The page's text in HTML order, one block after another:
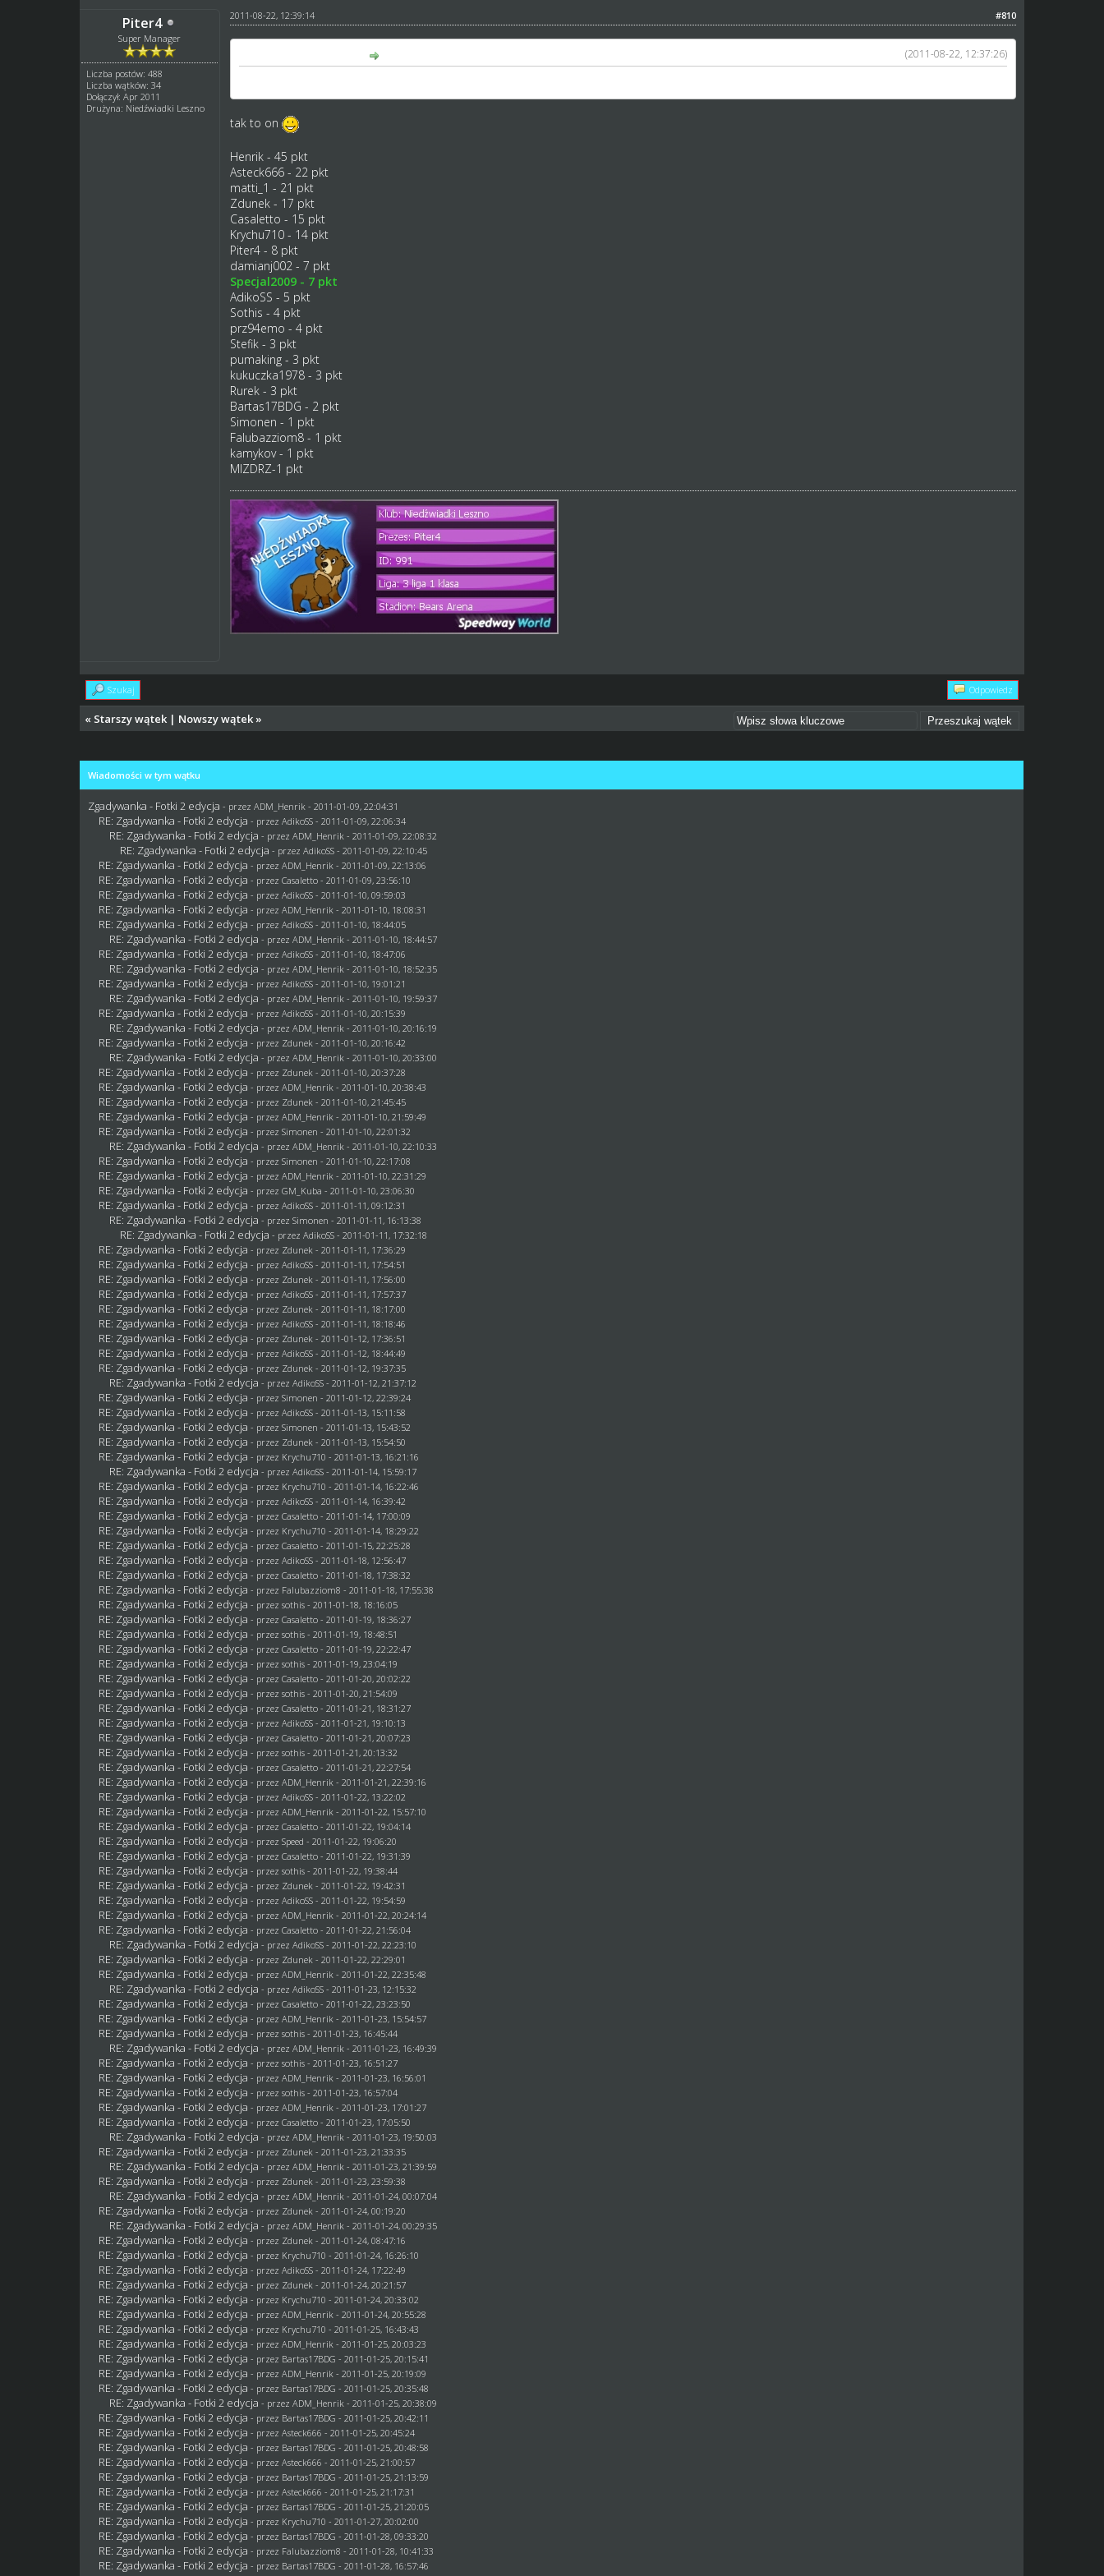
Piter4
Super Manager
Liczba postów: 488
Liczba wątków: 34
Dołączył: Apr 2011
Drużyna: Niedźwiadki Leszno
#810
2011-08-22, 12:39:14
(2011-08-22, 12:37:26)
tak to on
Henrik - 45 pkt
Asteck666 - 22 pkt
matti_1 - 21 pkt
Zdunek - 17 pkt
Casaletto - 15 pkt
Krychu710 - 14 pkt
Piter4 - 8 pkt
damianj002 - 7 pkt
Specjal2009 - 7 pkt
AdikoSS - 5 pkt
Sothis - 4 pkt
prz94emo - 4 pkt
Stefik - 3 pkt
pumaking - 3 pkt
kukuczka1978 - 3 pkt
Rurek - 3 pkt
Bartas17BDG - 2 pkt
Simonen - 1 pkt
Falubazziom8 - 1 pkt
kamykov - 1 pkt
MIZDRZ-1 pkt
Szukaj Odpowiedz
« Starszy wątek | Nowszy wątek »
Wiadomości w tym wątku
Zgadywanka - Fotki 2 edycja - przezADM_Henrik - 2011-01-09, 22:04:31
RE: Zgadywanka - Fotki 2 edycja - przez AdikoSS - 2011-01-09, 22:06:34
RE: Zgadywanka - Fotki 2 edycja - przezADM_Henrik - 2011-01-09, 22:08:32
RE: Zgadywanka - Fotki 2 edycja - przez AdikoSS - 2011-01-09, 22:10:45
RE: Zgadywanka - Fotki 2 edycja - przezADM_Henrik - 2011-01-09, 22:13:06
RE: Zgadywanka - Fotki 2 edycja - przezCasaletto - 2011-01-09, 23:56:10
RE: Zgadywanka - Fotki 2 edycja - przez AdikoSS - 2011-01-10, 09:59:03
RE: Zgadywanka - Fotki 2 edycja - przezADM_Henrik - 2011-01-10, 18:08:31
RE: Zgadywanka - Fotki 2 edycja - przez AdikoSS - 2011-01-10, 18:44:05
RE: Zgadywanka - Fotki 2 edycja - przezADM_Henrik - 2011-01-10, 18:44:57
RE: Zgadywanka - Fotki 2 edycja - przez AdikoSS - 2011-01-10, 18:47:06
RE: Zgadywanka - Fotki 2 edycja - przezADM_Henrik - 2011-01-10, 18:52:35
RE: Zgadywanka - Fotki 2 edycja - przez AdikoSS - 2011-01-10, 19:01:21
RE: Zgadywanka - Fotki 2 edycja - przezADM_Henrik - 2011-01-10, 19:59:37
RE: Zgadywanka - Fotki 2 edycja - przez AdikoSS - 2011-01-10, 20:15:39
RE: Zgadywanka - Fotki 2 edycja - przezADM_Henrik - 2011-01-10, 20:16:19
RE: Zgadywanka - Fotki 2 edycja - przez Zdunek - 2011-01-10, 20:16:42
RE: Zgadywanka - Fotki 2 edycja - przezADM_Henrik - 2011-01-10, 20:33:00
RE: Zgadywanka - Fotki 2 edycja - przez Zdunek - 2011-01-10, 20:37:28
RE: Zgadywanka - Fotki 2 edycja - przezADM_Henrik - 2011-01-10, 20:38:43
RE: Zgadywanka - Fotki 2 edycja - przez Zdunek - 2011-01-10, 21:45:45
RE: Zgadywanka - Fotki 2 edycja - przezADM_Henrik - 2011-01-10, 21:59:49
RE: Zgadywanka - Fotki 2 edycja - przezSimonen - 2011-01-10, 22:01:32
RE: Zgadywanka - Fotki 2 edycja - przezADM_Henrik - 2011-01-10, 22:10:33
RE: Zgadywanka - Fotki 2 edycja - przezSimonen - 2011-01-10, 22:17:08
RE: Zgadywanka - Fotki 2 edycja - przezADM_Henrik - 2011-01-10, 22:31:29
RE: Zgadywanka - Fotki 2 edycja - przezGM_Kuba - 2011-01-10, 23:06:30
RE: Zgadywanka - Fotki 2 edycja - przez AdikoSS - 2011-01-11, 09:12:31
RE: Zgadywanka - Fotki 2 edycja - przezSimonen - 2011-01-11, 16:13:38
RE: Zgadywanka - Fotki 2 edycja - przez AdikoSS - 2011-01-11, 17:32:18
RE: Zgadywanka - Fotki 2 edycja - przez Zdunek - 2011-01-11, 17:36:29
RE: Zgadywanka - Fotki 2 edycja - przez AdikoSS - 2011-01-11, 17:54:51
RE: Zgadywanka - Fotki 2 edycja - przez Zdunek - 2011-01-11, 17:56:00
RE: Zgadywanka - Fotki 2 edycja - przez AdikoSS - 2011-01-11, 17:57:37
RE: Zgadywanka - Fotki 2 edycja - przez Zdunek - 2011-01-11, 18:17:00
RE: Zgadywanka - Fotki 2 edycja - przez AdikoSS - 2011-01-11, 18:18:46
RE: Zgadywanka - Fotki 2 edycja - przez Zdunek - 2011-01-12, 17:36:51
RE: Zgadywanka - Fotki 2 edycja - przez AdikoSS - 2011-01-12, 18:44:49
RE: Zgadywanka - Fotki 2 edycja - przez Zdunek - 2011-01-12, 19:37:35
RE: Zgadywanka - Fotki 2 edycja - przez AdikoSS - 2011-01-12, 21:37:12
RE: Zgadywanka - Fotki 2 edycja - przezSimonen - 2011-01-12, 22:39:24
RE: Zgadywanka - Fotki 2 edycja - przez AdikoSS - 2011-01-13, 15:11:58
RE: Zgadywanka - Fotki 2 edycja - przezSimonen - 2011-01-13, 15:43:52
RE: Zgadywanka - Fotki 2 edycja - przez Zdunek - 2011-01-13, 15:54:50
RE: Zgadywanka - Fotki 2 edycja - przez Krychu710 - 2011-01-13, 16:21:16
RE: Zgadywanka - Fotki 2 edycja - przez AdikoSS - 2011-01-14, 15:59:17
RE: Zgadywanka - Fotki 2 edycja - przez Krychu710 - 2011-01-14, 16:22:46
RE: Zgadywanka - Fotki 2 edycja - przez AdikoSS - 2011-01-14, 16:39:42
RE: Zgadywanka - Fotki 2 edycja - przezCasaletto - 2011-01-14, 17:00:09
RE: Zgadywanka - Fotki 2 edycja - przez Krychu710 - 2011-01-14, 18:29:22
RE: Zgadywanka - Fotki 2 edycja - przezCasaletto - 2011-01-15, 22:25:28
RE: Zgadywanka - Fotki 2 edycja - przez AdikoSS - 2011-01-18, 12:56:47
RE: Zgadywanka - Fotki 2 edycja - przezCasaletto - 2011-01-18, 17:38:32
RE: Zgadywanka - Fotki 2 edycja - przez Falubazziom8 - 2011-01-18, 17:55:38
RE: Zgadywanka - Fotki 2 edycja - przezsothis - 2011-01-18, 18:16:05
RE: Zgadywanka - Fotki 2 edycja - przezCasaletto - 2011-01-19, 18:36:27
RE: Zgadywanka - Fotki 2 edycja - przezsothis - 2011-01-19, 18:48:51
RE: Zgadywanka - Fotki 2 edycja - przezCasaletto - 2011-01-19, 22:22:47
RE: Zgadywanka - Fotki 2 edycja - przezsothis - 2011-01-19, 23:04:19
RE: Zgadywanka - Fotki 2 edycja - przezCasaletto - 2011-01-20, 20:02:22
RE: Zgadywanka - Fotki 2 edycja - przezsothis - 2011-01-20, 21:54:09
RE: Zgadywanka - Fotki 2 edycja - przezCasaletto - 2011-01-21, 18:31:27
RE: Zgadywanka - Fotki 2 edycja - przez AdikoSS - 2011-01-21, 19:10:13
RE: Zgadywanka - Fotki 2 edycja - przezCasaletto - 2011-01-21, 20:07:23
RE: Zgadywanka - Fotki 2 edycja - przezsothis - 2011-01-21, 20:13:32
RE: Zgadywanka - Fotki 2 edycja - przezCasaletto - 2011-01-21, 22:27:54
RE: Zgadywanka - Fotki 2 edycja - przezADM_Henrik - 2011-01-21, 22:39:16
RE: Zgadywanka - Fotki 2 edycja - przez AdikoSS - 2011-01-22, 13:22:02
RE: Zgadywanka - Fotki 2 edycja - przezADM_Henrik - 2011-01-22, 15:57:10
RE: Zgadywanka - Fotki 2 edycja - przezCasaletto - 2011-01-22, 19:04:14
RE: Zgadywanka - Fotki 2 edycja - przezSpeed - 2011-01-22, 19:06:20
RE: Zgadywanka - Fotki 2 edycja - przezCasaletto - 2011-01-22, 19:31:39
RE: Zgadywanka - Fotki 2 edycja - przezsothis - 2011-01-22, 19:38:44
RE: Zgadywanka - Fotki 2 edycja - przez Zdunek - 2011-01-22, 19:42:31
RE: Zgadywanka - Fotki 2 edycja - przez AdikoSS - 2011-01-22, 19:54:59
RE: Zgadywanka - Fotki 2 edycja - przezADM_Henrik - 2011-01-22, 20:24:14
RE: Zgadywanka - Fotki 2 edycja - przezCasaletto - 2011-01-22, 21:56:04
RE: Zgadywanka - Fotki 2 edycja - przez AdikoSS - 2011-01-22, 22:23:10
RE: Zgadywanka - Fotki 2 edycja - przez Zdunek - 2011-01-22, 22:29:01
RE: Zgadywanka - Fotki 2 edycja - przezADM_Henrik - 2011-01-22, 22:35:48
RE: Zgadywanka - Fotki 2 edycja - przez AdikoSS - 2011-01-23, 12:15:32
RE: Zgadywanka - Fotki 2 edycja - przezCasaletto - 2011-01-22, 23:23:50
RE: Zgadywanka - Fotki 2 edycja - przezADM_Henrik - 2011-01-23, 15:54:57
RE: Zgadywanka - Fotki 2 edycja - przezsothis - 2011-01-23, 16:45:44
RE: Zgadywanka - Fotki 2 edycja - przezADM_Henrik - 2011-01-23, 16:49:39
RE: Zgadywanka - Fotki 2 edycja - przezsothis - 2011-01-23, 16:51:27
RE: Zgadywanka - Fotki 2 edycja - przezADM_Henrik - 2011-01-23, 16:56:01
RE: Zgadywanka - Fotki 2 edycja - przezsothis - 2011-01-23, 16:57:04
RE: Zgadywanka - Fotki 2 edycja - przezADM_Henrik - 2011-01-23, 17:01:27
RE: Zgadywanka - Fotki 2 edycja - przezCasaletto - 2011-01-23, 17:05:50
RE: Zgadywanka - Fotki 2 edycja - przezADM_Henrik - 2011-01-23, 19:50:03
RE: Zgadywanka - Fotki 2 edycja - przez Zdunek - 2011-01-23, 21:33:35
RE: Zgadywanka - Fotki 2 edycja - przezADM_Henrik - 2011-01-23, 21:39:59
RE: Zgadywanka - Fotki 2 edycja - przez Zdunek - 2011-01-23, 23:59:38
RE: Zgadywanka - Fotki 2 edycja - przezADM_Henrik - 2011-01-24, 00:07:04
RE: Zgadywanka - Fotki 2 edycja - przez Zdunek - 2011-01-24, 00:19:20
RE: Zgadywanka - Fotki 2 edycja - przezADM_Henrik - 2011-01-24, 00:29:35
RE: Zgadywanka - Fotki 2 edycja - przez Zdunek - 2011-01-24, 08:47:16
RE: Zgadywanka - Fotki 2 edycja - przez Krychu710 - 2011-01-24, 16:26:10
RE: Zgadywanka - Fotki 2 edycja - przez AdikoSS - 2011-01-24, 17:22:49
RE: Zgadywanka - Fotki 2 edycja - przez Zdunek - 2011-01-24, 20:21:57
RE: Zgadywanka - Fotki 2 edycja - przez Krychu710 - 2011-01-24, 20:33:02
RE: Zgadywanka - Fotki 2 edycja - przezADM_Henrik - 2011-01-24, 20:55:28
RE: Zgadywanka - Fotki 2 edycja - przez Krychu710 - 2011-01-25, 16:43:43
RE: Zgadywanka - Fotki 2 edycja - przezADM_Henrik - 2011-01-25, 20:03:23
RE: Zgadywanka - Fotki 2 edycja - przez Bartas17BDG - 2011-01-25, 20:15:41
RE: Zgadywanka - Fotki 2 edycja - przezADM_Henrik - 2011-01-25, 20:19:09
RE: Zgadywanka - Fotki 2 edycja - przez Bartas17BDG - 2011-01-25, 20:35:48
RE: Zgadywanka - Fotki 2 edycja - przezADM_Henrik - 2011-01-25, 20:38:09
RE: Zgadywanka - Fotki 2 edycja - przez Bartas17BDG - 2011-01-25, 20:42:11
RE: Zgadywanka - Fotki 2 edycja - przez Asteck666 - 2011-01-25, 20:45:24
RE: Zgadywanka - Fotki 2 edycja - przez Bartas17BDG - 2011-01-25, 20:48:58
RE: Zgadywanka - Fotki 2 edycja - przez Asteck666 - 2011-01-25, 21:00:57
RE: Zgadywanka - Fotki 2 edycja - przez Bartas17BDG - 2011-01-25, 21:13:59
RE: Zgadywanka - Fotki 2 edycja - przez Asteck666 - 2011-01-25, 21:17:31
RE: Zgadywanka - Fotki 2 edycja - przez Bartas17BDG - 2011-01-25, 21:20:05
RE: Zgadywanka - Fotki 2 edycja - przez Krychu710 - 2011-01-27, 20:02:00
RE: Zgadywanka - Fotki 2 edycja - przez Bartas17BDG - 2011-01-28, 09:33:20
RE: Zgadywanka - Fotki 2 edycja - przez Falubazziom8 - 2011-01-28, 10:41:33
RE: Zgadywanka - Fotki 2 edycja - przez Bartas17BDG - 2011-01-28, 16:57:46